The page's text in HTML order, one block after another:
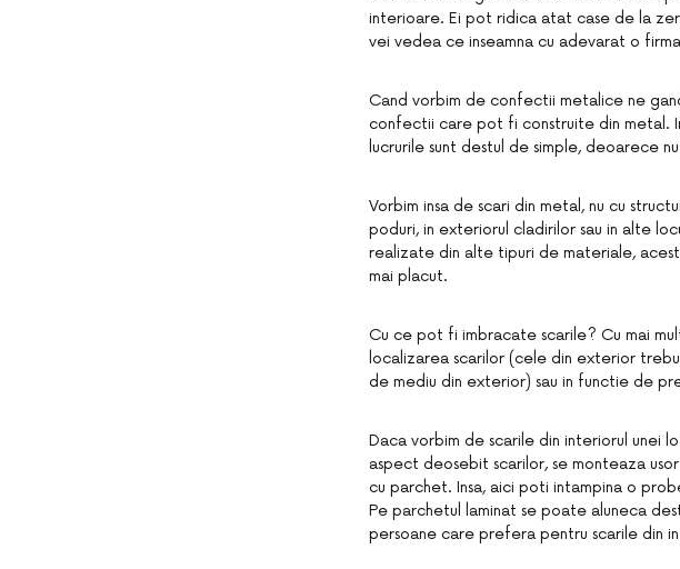
interioare. Ei pot ridica atat case de la
vei vedea ce inseamna cu adevarat o
Cand vorbim de confectii metalice ne
confectii care pot fi construite din metal.
lucrurile sunt destul de simple, deoarece
Vorbim insa de scari din metal, nu cu
poduri, in exteriorul cladirilor sau in alte
realizate din alte tipuri de materiale,
mai placut.
Cu ce pot fi imbracate scarile? Cu mai
localizarea scarilor (cele din exterior
de mediu din exterior) sau in functie de
Daca vorbim de scarile din interiorul unei
aspect deosebit scarilor, se monteaza
cu parchet. Insa, aici poti intampina o
Pe parchetul laminat se poate aluneca
persoane care prefera pentru scarile din